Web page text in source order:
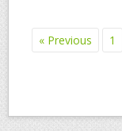
« Previous 1